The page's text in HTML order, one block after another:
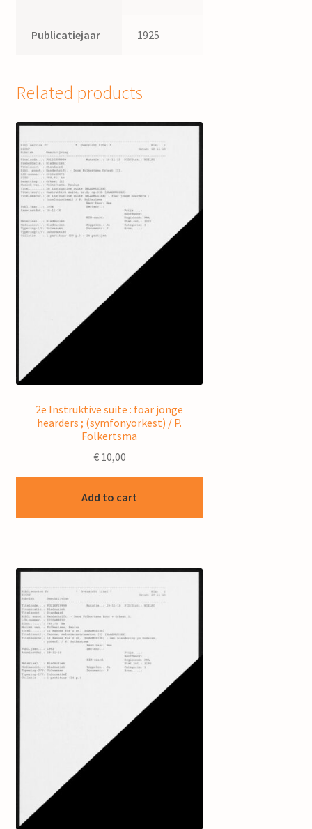
Publicatiejaar 1925
Related products
2e Instruktive suite : foar jonge
hearders ; (symfonyorkest) / P.
Folkertsma
€10,00
Add to cart